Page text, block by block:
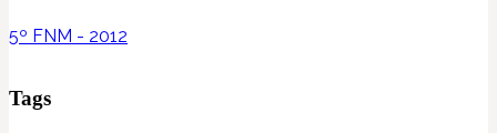
5º FNM - 2012
Tags